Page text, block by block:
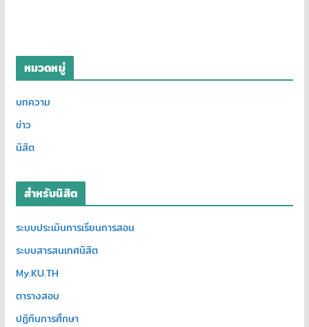
หมวดหมู่
บทความ
ข่าว
นิสิต
สำหรับนิสิต
ระบบประเมินการเรียนการสอน
ระบบสารสนเทศนิสิต
My.KU.TH
ตารางสอบ
ปฏิทินการศึกษา